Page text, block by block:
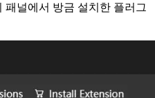
패널에서 방금 설치한 플러그